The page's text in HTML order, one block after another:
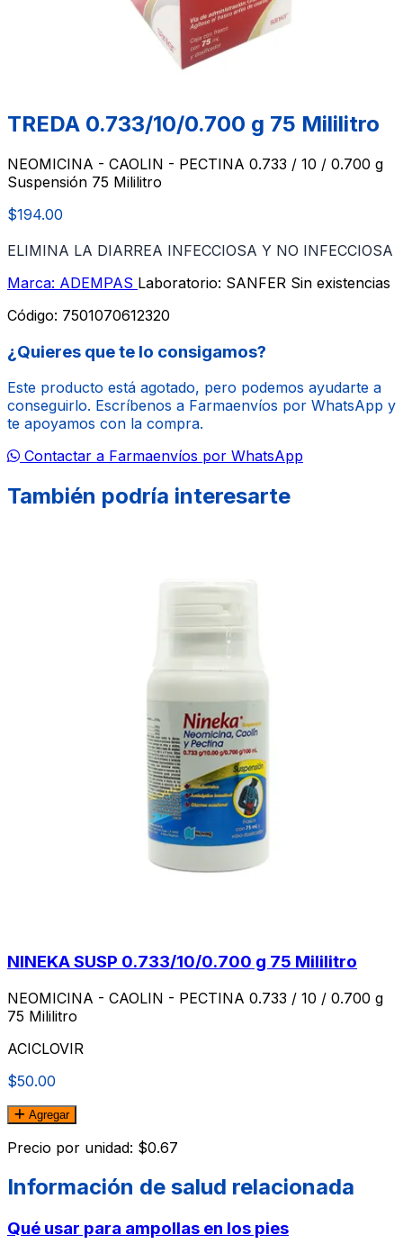
TREDA 0.733/10/0.700 g 75 Mililitro
NEOMICINA - CAOLIN - PECTINA 0.733 / 10 / 0.700 g
Suspensión 75 Mililitro
$194.00
ELIMINA LA DIARREA INFECCIOSA Y NO INFECCIOSA
Marca: ADEMPAS Laboratorio: SANFER Sin existencias
Código: 7501070612320
¿Quieres que te lo consigamos?
Este producto está agotado, pero podemos ayudarte a
conseguirlo. Escríbenos a Farmaenvíos por WhatsApp y
te apoyamos con la compra.
Contactar a Farmaenvíos por WhatsApp
También podría interesarte
NINEKA SUSP 0.733/10/0.700 g 75 Mililitro
NEOMICINA - CAOLIN - PECTINA 0.733 / 10 / 0.700 g
75 Mililitro
ACICLOVIR
$50.00
Agregar
Precio por unidad: $0.67
Información de salud relacionada
Qué usar para ampollas en los pies